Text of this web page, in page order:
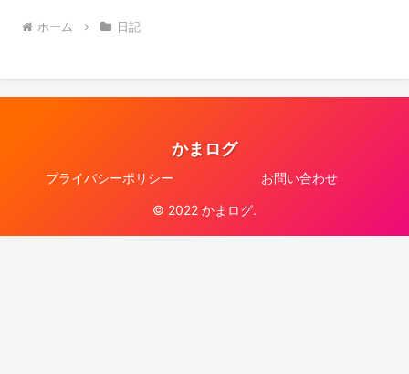
ホーム 日記
かまログ
プライバシーポリシー お問い合わせ
© 2022 かまログ.